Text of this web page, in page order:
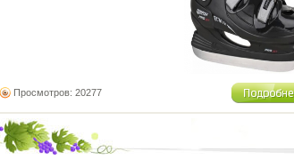
Просмотров: 20277